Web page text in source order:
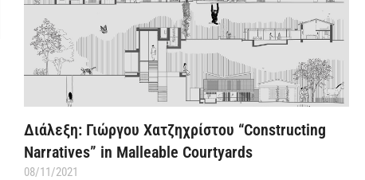
Διάλεξη: Γιώργου Χατζηχρίστου “Constructing
Narratives” in Malleable Courtyards
08/11/2021